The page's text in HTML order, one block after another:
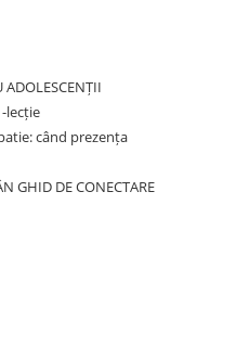
ADOLESCENȚII
lecție
când prezența
GHID DE CONECTARE